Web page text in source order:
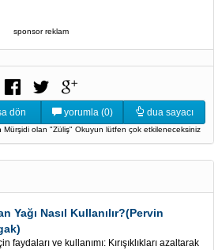
sponsor reklam
dön yorumla (0) dua sayacı
Mürşidi olan "Züliş" Okuyun lütfen çok etkileneceksiniz
Yağı Nasıl Kullanılır?(Pervin
faydaları ve kullanımı: Kırışıklıkları azaltarak